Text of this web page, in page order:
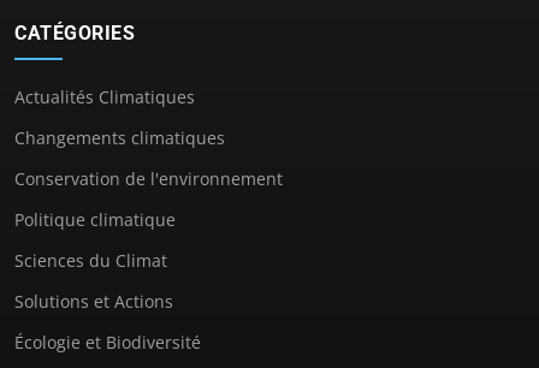
CATÉGORIES
Actualités Climatiques
Changements climatiques
Conservation de l'environnement
Politique climatique
Sciences du Climat
Solutions et Actions
Écologie et Biodiversité